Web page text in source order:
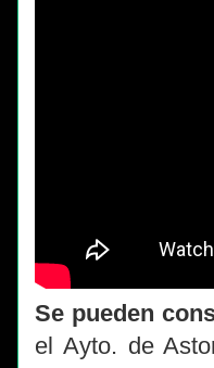
Se pueden
el Ayto. de